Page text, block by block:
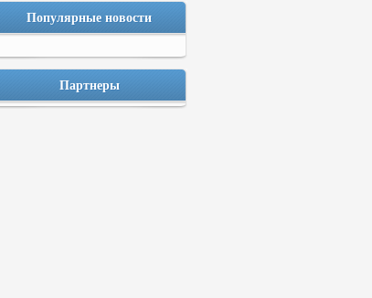
Популярные новости
Партнеры